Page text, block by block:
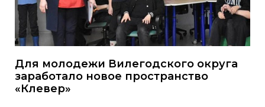
Для молодежи Вилегодского округа
заработало новое пространство
«Клевер»